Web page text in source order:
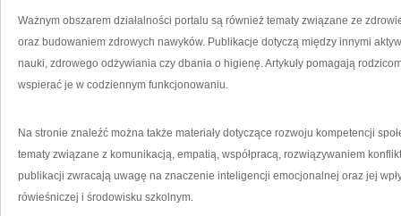
Ważnym obszarem działalności portalu są również tematy związane ze
oraz budowaniem zdrowych nawyków. Publikacje dotyczą między innymi
nauki, zdrowego odżywiania czy dbania o higienę. Artykuły pomagają
wspierać je w codziennym funkcjonowaniu.
Na stronie znaleźć można także materiały dotyczące rozwoju kompetencji
tematy związane z komunikacją, empatią, współpracą, rozwiązywaniem
publikacji zwracają uwagę na znaczenie inteligencji emocjonalnej oraz jej
rówieśniczej i środowisku szkolnym.